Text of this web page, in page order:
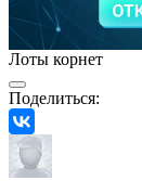
Лоты корнет
Поделиться: